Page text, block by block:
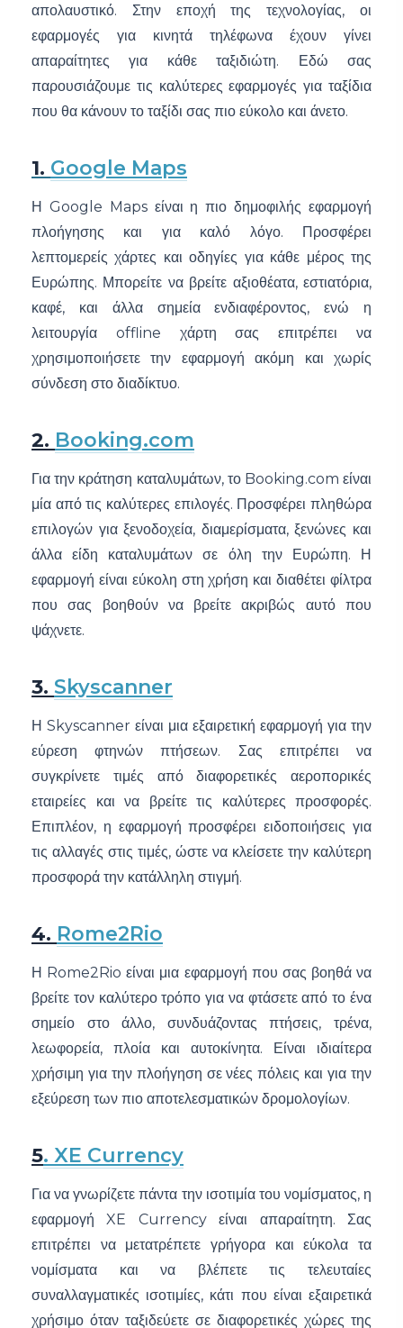
απολαυστικό. Στην εποχή της τεχνολογίας, οι
εφαρμογές για κινητά τηλέφωνα έχουν γίνει
απαραίτητες για κάθε ταξιδιώτη. Εδώ σας
παρουσιάζουμε τις καλύτερες εφαρμογές για ταξίδια
που θα κάνουν το ταξίδι σας πιο εύκολο και άνετο.
1. Google Maps
Η Google Maps είναι η πιο δημοφιλής εφαρμογή
πλοήγησης και για καλό λόγο. Προσφέρει
λεπτομερείς χάρτες και οδηγίες για κάθε μέρος της
Ευρώπης. Μπορείτε να βρείτε αξιοθέατα, εστιατόρια,
καφέ, και άλλα σημεία ενδιαφέροντος, ενώ η
λειτουργία offline χάρτη σας επιτρέπει να
χρησιμοποιήσετε την εφαρμογή ακόμη και χωρίς
σύνδεση στο διαδίκτυο.
2. Booking.com
Για την κράτηση καταλυμάτων, το Booking.com είναι
μία από τις καλύτερες επιλογές. Προσφέρει πληθώρα
επιλογών για ξενοδοχεία, διαμερίσματα, ξενώνες και
άλλα είδη καταλυμάτων σε όλη την Ευρώπη. Η
εφαρμογή είναι εύκολη στη χρήση και διαθέτει φίλτρα
που σας βοηθούν να βρείτε ακριβώς αυτό που
ψάχνετε.
3. Skyscanner
Η Skyscanner είναι μια εξαιρετική εφαρμογή για την
εύρεση φτηνών πτήσεων. Σας επιτρέπει να
συγκρίνετε τιμές από διαφορετικές αεροπορικές
εταιρείες και να βρείτε τις καλύτερες προσφορές.
Επιπλέον, η εφαρμογή προσφέρει ειδοποιήσεις για
τις αλλαγές στις τιμές, ώστε να κλείσετε την καλύτερη
προσφορά την κατάλληλη στιγμή.
4. Rome2Rio
Η Rome2Rio είναι μια εφαρμογή που σας βοηθά να
βρείτε τον καλύτερο τρόπο για να φτάσετε από το ένα
σημείο στο άλλο, συνδυάζοντας πτήσεις, τρένα,
λεωφορεία, πλοία και αυτοκίνητα. Είναι ιδιαίτερα
χρήσιμη για την πλοήγηση σε νέες πόλεις και για την
εξεύρεση των πιο αποτελεσματικών δρομολογίων.
5. XE Currency
Για να γνωρίζετε πάντα την ισοτιμία του νομίσματος, η
εφαρμογή XE Currency είναι απαραίτητη. Σας
επιτρέπει να μετατρέπετε γρήγορα και εύκολα τα
νομίσματα και να βλέπετε τις τελευταίες
συναλλαγματικές ισοτιμίες, κάτι που είναι εξαιρετικά
χρήσιμο όταν ταξιδεύετε σε διαφορετικές χώρες της